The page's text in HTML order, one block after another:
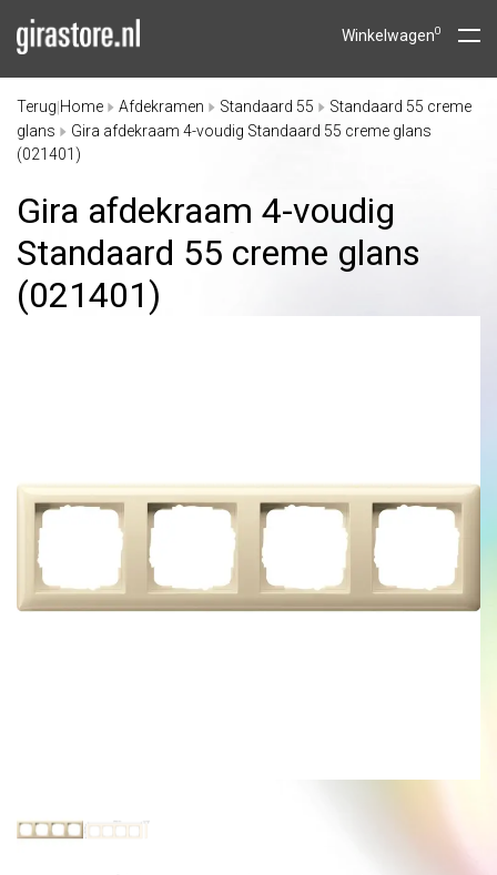
Winkelwagen0
Terug Home Afdekramen Standaard 55
Standaard 55 creme
glans
Gira afdekraam 4-voudig Standaard 55 creme glans
(021401)
Gira afdekraam 4-voudig
Standaard 55 creme glans
(021401)